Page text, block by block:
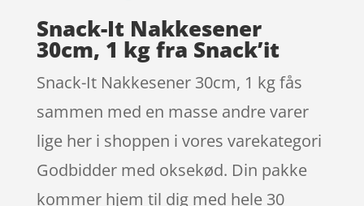
Snack-It Nakkesener
30cm, 1 kg fra Snack’it
Snack-It Nakkesener 30cm, 1 kg fås
sammen med en masse andre varer
lige her i shoppen i vores varekategori
Godbidder med oksekød. Din pakke
kommer hjem til dig med hele 30